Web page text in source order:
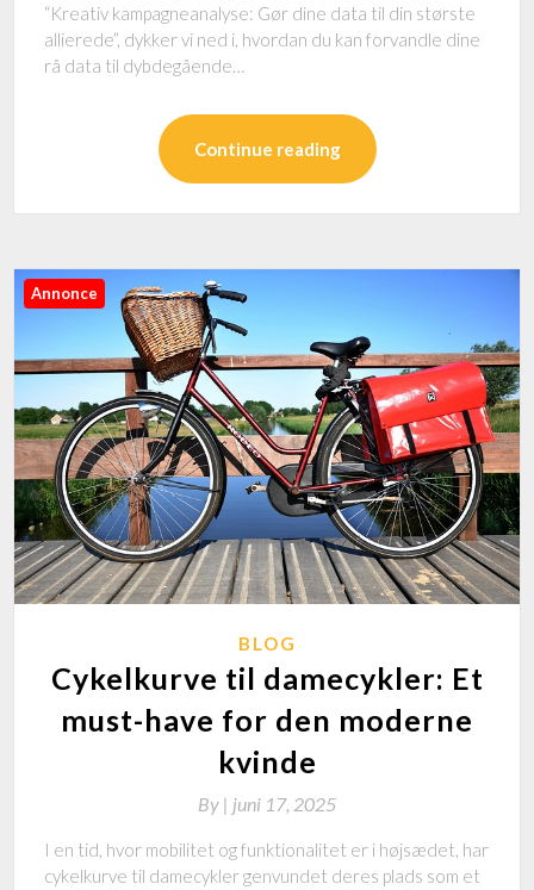
“Kreativ kampagneanalyse: Gør dine data til din største
allierede”, dykker vi ned i, hvordan du kan forvandle dine
rå data til dybdegående…
Continue reading
Annonce
BLOG
Cykelkurve til damecykler: Et
must-have for den moderne
kvinde
By | juni 17, 2025
I en tid, hvor mobilitet og funktionalitet er i højsædet, har
cykelkurve til damecykler genvundet deres plads som et